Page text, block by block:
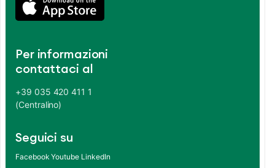
Per informazioni
contattaci al
+39 035 420 411 1
(Centralino)
Seguici su
Facebook Youtube LinkedIn